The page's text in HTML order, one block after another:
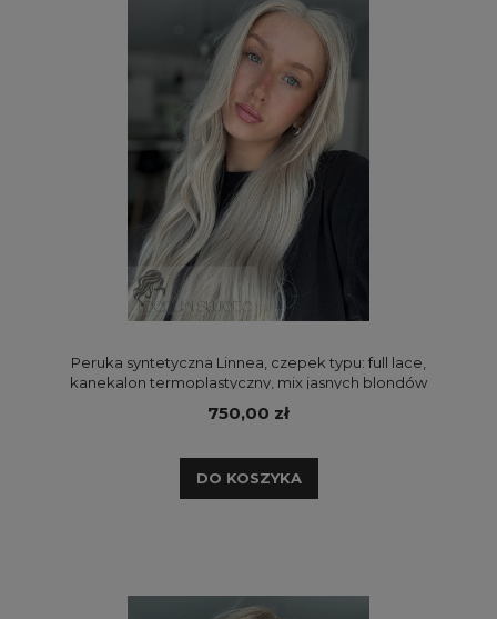
Peruka syntetyczna Linnea, czepek typu: full lace,
kanekalon termoplastyczny, mix jasnych blondów
jaśniejących ku końcom
750,00 zł
DO KOSZYKA